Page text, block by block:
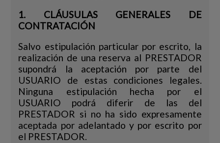
1. CLÁUSULAS GENERALES DE
CONTRATACIÓN
Salvo estipulación particular por escrito, la
realización de una reserva al PRESTADOR
supondrá la aceptación por parte del
USUARIO de estas condiciones legales.
Ninguna estipulación hecha por el
USUARIO podrá diferir de las del
PRESTADOR si no ha sido expresamente
aceptada por adelantado y por escrito por
el PRESTADOR.